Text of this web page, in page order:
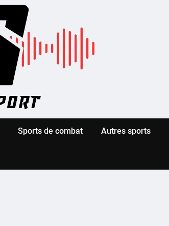
Sports de combat Autres sports